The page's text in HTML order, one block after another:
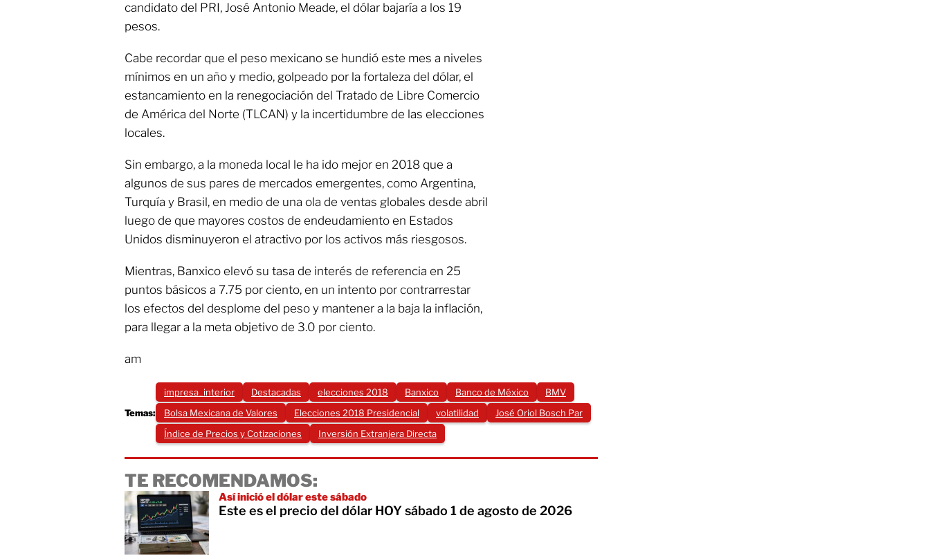
candidato del PRI, José Antonio Meade, el dólar bajaría a los 19
pesos.
Cabe recordar que el peso mexicano se hundió este mes a niveles
mínimos en un año y medio, golpeado por la fortaleza del dólar, el
estancamiento en la renegociación del Tratado de Libre Comercio
de América del Norte (TLCAN) y la incertidumbre de las elecciones
locales.
Sin embargo, a la moneda local le ha ido mejor en 2018 que a
algunos de sus pares de mercados emergentes, como Argentina,
Turquía y Brasil, en medio de una ola de ventas globales desde abril
luego de que mayores costos de endeudamiento en Estados
Unidos disminuyeron el atractivo por los activos más riesgosos.
Mientras, Banxico elevó su tasa de interés de referencia en 25
puntos básicos a 7.75 por ciento, en un intento por contrarrestar
los efectos del desplome del peso y mantener a la baja la inflación,
para llegar a la meta objetivo de 3.0 por ciento.
am
Temas:
impresa_interior Destacadas elecciones 2018 Banxico Banco de México
BMV
Bolsa Mexicana de Valores
Elecciones 2018 Presidencial volatilidad
José Oriol Bosch Par
Índice de Precios y Cotizaciones
Inversión Extranjera Directa
TE RECOMENDAMOS:
Así inició el dólar este sábado
Este es el precio del dólar HOY sábado 1 de agosto de 2026